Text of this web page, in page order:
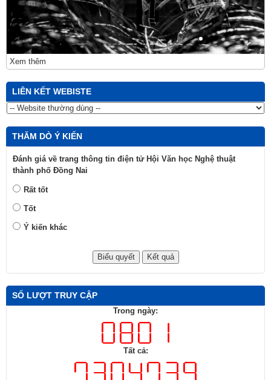
LIÊN KẾT WEBISTE
Đánh giá về trang thông tin điện tử Hội Văn học Nghệ thuật
thành phố Đồng Nai